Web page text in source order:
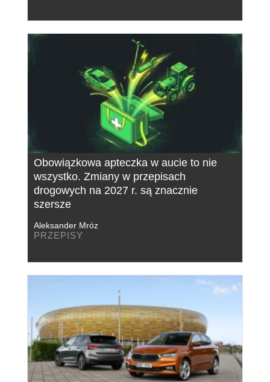
Obowiązkowa apteczka w aucie to nie
wszystko. Zmiany w przepisach
drogowych na 2027 r. są znacznie
szersze
Aleksander Mróz
PRZEPISY